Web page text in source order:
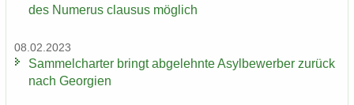
des Nu­me­rus clau­sus mög­lich
08.02.2023
Sam­mel­char­ter bringt ab­ge­lehn­te Asyl­be­wer­ber zu­rück
nach Ge­or­gi­en